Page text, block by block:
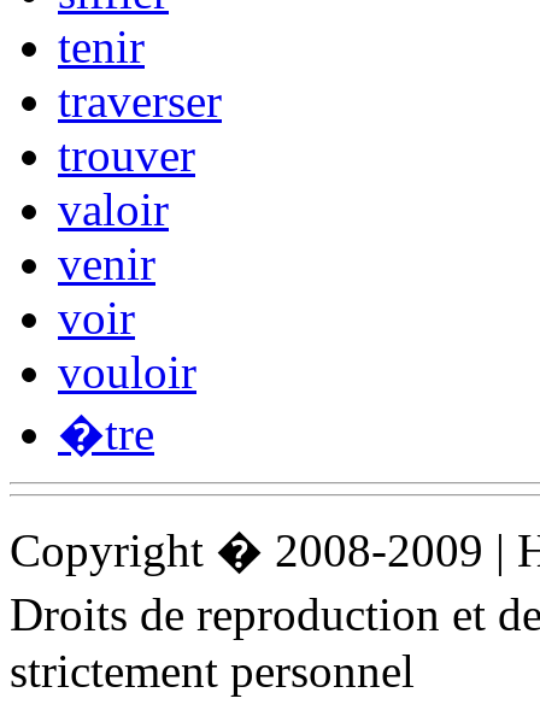
tenir
traverser
trouver
valoir
venir
voir
vouloir
�tre
Copyright � 2008-2009 |
Droits de reproduction et
strictement personnel